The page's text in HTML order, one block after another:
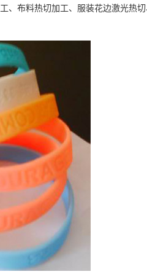
、布料热切加工、服装花边激光热